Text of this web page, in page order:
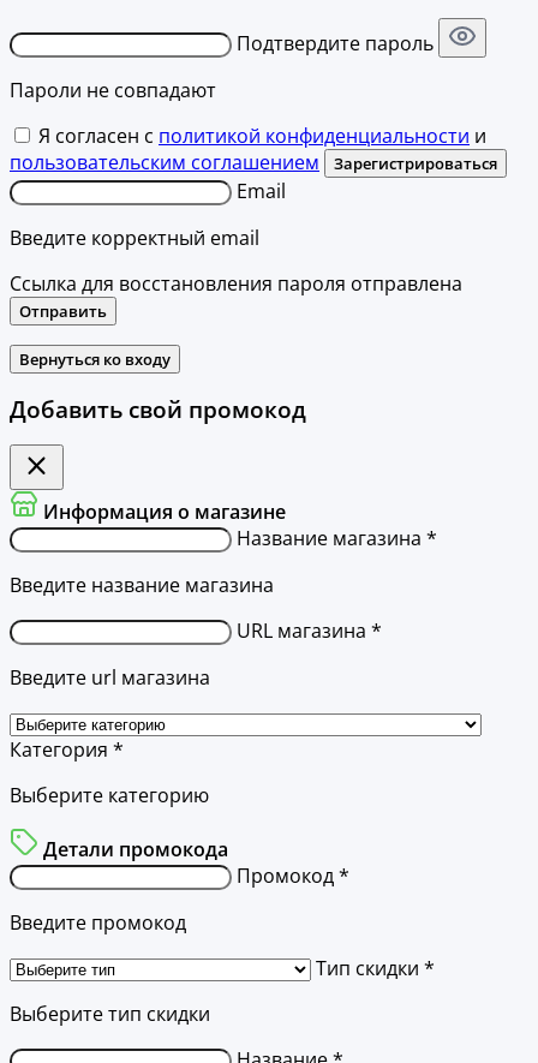
Подтвердите пароль
Пароли не совпадают
Я согласен с политикой конфиденциальности и
пользовательским соглашением
Зарегистрироваться
Email
Введите корректный email
Ссылка для восстановления пароля отправлена
Отправить
Вернуться ко входу
Добавить свой промокод
Информация о магазине
Название магазина *
Введите название магазина
URL магазина *
Введите url магазина
Категория *
Выберите категорию
Детали промокода
Промокод *
Введите промокод
Тип скидки *
Выберите тип скидки